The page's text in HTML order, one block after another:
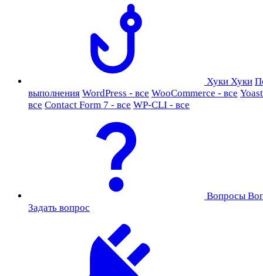
Хуки Хуки
выполнения WordPress - все WooCommerce - все
все Contact Form 7 - все WP-CLI - все
Вопросы
Задать вопрос